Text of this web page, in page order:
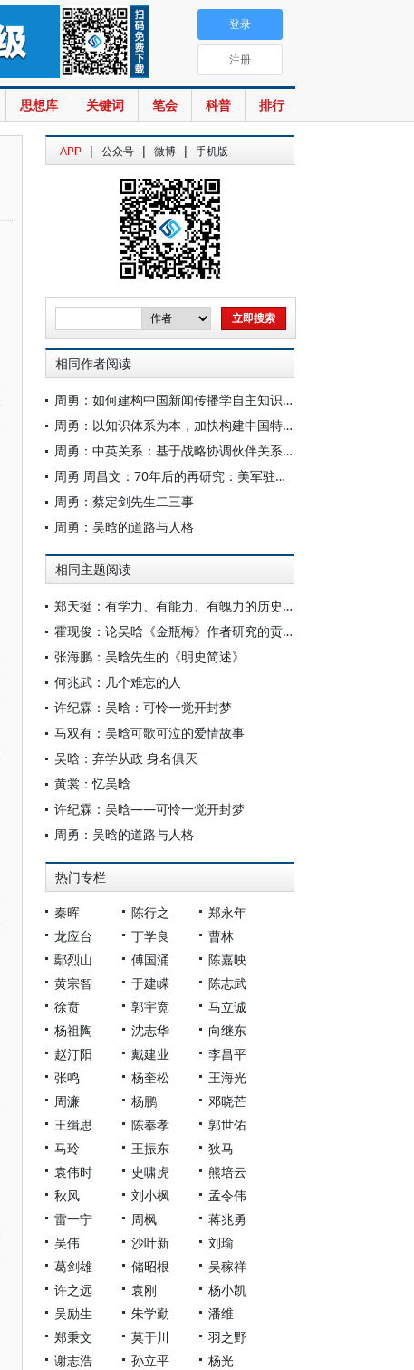
思想库 关键词 笔会 科普 排行
登录
注册
APP | 公众号 | 微博 | 手机版
相同作者阅读
周勇：如何建构中国新闻传播学自主知识体系
周勇：以知识体系为本，加快构建中国特色新闻传播学“三大体系”
周勇：中英关系：基于战略协调伙伴关系的定位
周勇 周昌文：70年后的再研究：美军驻延安观察组的由来 ——以《美国对外关系文件集》为基础的考察（1942—1944）
周勇：蔡定剑先生二三事
周勇：吴晗的道路与人格
相同主题阅读
郑天挺：有学力、有能力、有魄力的历史学家——追念吴晗同志
霍现俊：论吴晗《金瓶梅》作者研究的贡献与失误
张海鹏：吴晗先生的《明史简述》
何兆武：几个难忘的人
许纪霖：吴晗：可怜一觉开封梦
马双有：吴晗可歌可泣的爱情故事
吴晗：弃学从政 身名俱灭
黄裳：忆吴晗
许纪霖：吴晗——可怜一觉开封梦
周勇：吴晗的道路与人格
热门专栏
秦晖 陈行之
郑永年
龙应台
丁学良
曹林
鄢烈山
傅国涌
陈嘉映
黄宗智
于建嵘
陈志武
徐贲
郭宇宽
马立诚
杨祖陶
沈志华
向继东
赵汀阳
戴建业
李昌平
张鸣
杨奎松
王海光
周濂
杨鹏
邓晓芒
王缉思
陈奉孝
郭世佑
马玲
王振东
狄马
袁伟时
史啸虎
熊培云
秋风
刘小枫
孟令伟
雷一宁
周枫
蒋兆勇
吴伟
沙叶新
刘瑜
葛剑雄
储昭根
吴稼祥
许之远
袁刚
杨小凯
吴励生
朱学勤
潘维
郑秉文
莫于川
羽之野
谢志浩
孙立平 杨光